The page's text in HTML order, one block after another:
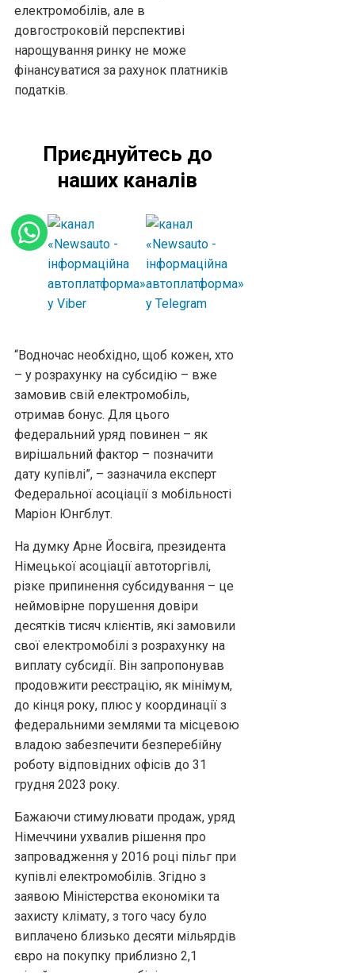
електромобілів, але в
довгостроковій перспективі
нарощування ринку не може
фінансуватися за рахунок платників
податків.
Приєднуйтесь до
наших каналів
“Водночас необхідно, щоб кожен, хто
– у розрахунку на субсидію – вже
замовив свій електромобіль,
отримав бонус. Для цього
федеральний уряд повинен – як
вирішальний фактор – позначити
дату купівлі”, – зазначила експерт
Федеральної асоціації з мобільності
Маріон Юнгблут.
На думку Арне Йосвіга, президента
Німецької асоціації автоторгівлі,
різке припинення субсидування – це
неймовірне порушення довіри
десятків тисяч клієнтів, які замовили
свої електромобілі з розрахунку на
виплату субсидії. Він запропонував
продовжити реєстрацію, як мінімум,
до кінця року, плюс у координації з
федеральними землями та місцевою
владою забезпечити безперебійну
роботу відповідних офісів до 31
грудня 2023 року.
Бажаючи стимулювати продаж, уряд
Німеччини ухвалив рішення про
запровадження у 2016 році пільг при
купівлі електромобілів. Згідно з
заявою Міністерства економіки та
захисту клімату, з того часу було
виплачено близько десяти мільярдів
євро на покупку приблизно 2,1